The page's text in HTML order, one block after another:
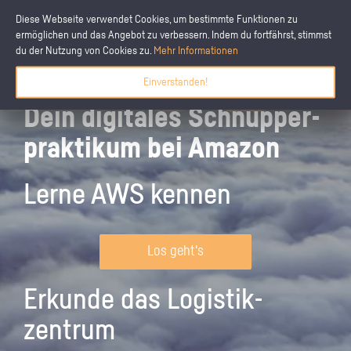
Diese Webseite verwendet Cookies, um bestimmte Funktionen zu
ermöglichen und das Angebot zu verbessern. Indem du fortfährst, stimmst
du der Nutzung von Cookies zu. Mehr Informationen
Einverstanden!
Dein digitales Schnupper­
praktikum bei Amazon
Lerne AWS kennen
Los geht's
Erkunde das Logistik­
zentrum